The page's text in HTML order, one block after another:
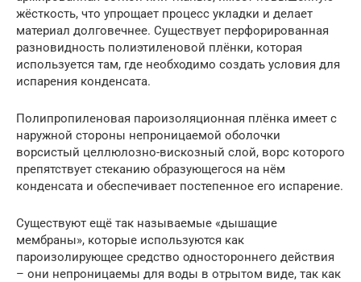
жёсткость, что упрощает процесс укладки и делает
материал долговечнее. Существует перфорированная
разновидность полиэтиленовой плёнки, которая
используется там, где необходимо создать условия для
испарения конденсата.
Полипропиленовая пароизоляционная плёнка имеет с
наружной стороны непроницаемой оболочки
ворсистый целлюлозно-вискозный слой, ворс которого
препятствует стеканию образующегося на нём
конденсата и обеспечивает постепенное его испарение.
Существуют ещё так называемые «дышащие
мембраны», которые используются как
пароизолирующее средство одностороннего действия
– они непроницаемы для воды в отрытом виде, так как